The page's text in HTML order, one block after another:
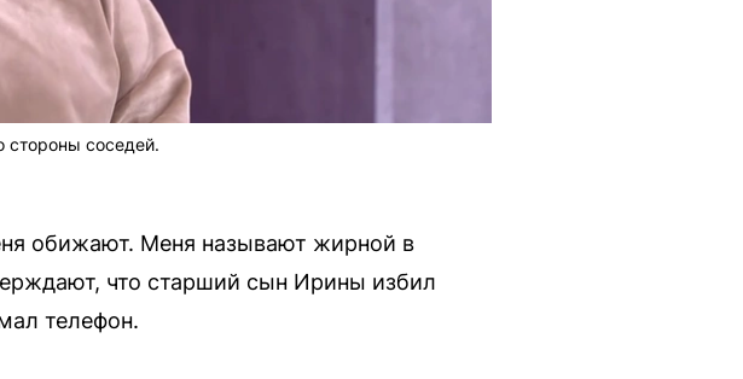
стороны соседей.
обижают. Меня называют жирной в
что старший сын Ирины избил
телефон.